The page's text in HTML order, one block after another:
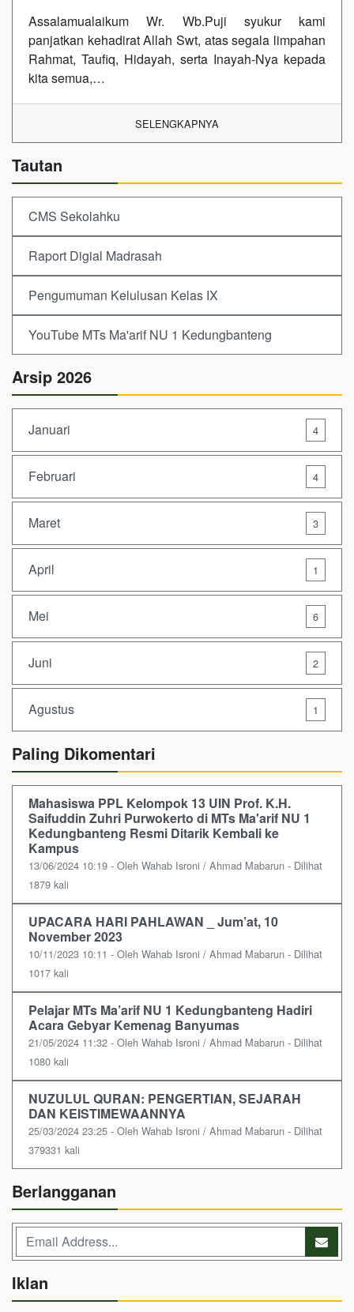
Assalamualaikum Wr. Wb.Puji syukur kami
panjatkan kehadirat Allah Swt, atas segala limpahan
Rahmat, Taufiq, Hidayah, serta Inayah-Nya kepada
kita semua,…
SELENGKAPNYA
Tautan
CMS Sekolahku
Raport Digial Madrasah
Pengumuman Kelulusan Kelas IX
YouTube MTs Ma'arif NU 1 Kedungbanteng
Arsip 2026
Januari 4
Februari 4
Maret 3
April 1
Mei 6
Juni 2
Agustus 1
Paling Dikomentari
Mahasiswa PPL Kelompok 13 UIN Prof. K.H.
Saifuddin Zuhri Purwokerto di MTs Ma'arif NU 1
Kedungbanteng Resmi Ditarik Kembali ke
Kampus
13/06/2024 10:19 - Oleh Wahab Isroni / Ahmad Mabarun - Dilihat
1879 kali
UPACARA HARI PAHLAWAN _ Jum’at, 10
November 2023
10/11/2023 10:11 - Oleh Wahab Isroni / Ahmad Mabarun - Dilihat
1017 kali
Pelajar MTs Ma’arif NU 1 Kedungbanteng Hadiri
Acara Gebyar Kemenag Banyumas
21/05/2024 11:32 - Oleh Wahab Isroni / Ahmad Mabarun - Dilihat
1080 kali
NUZULUL QURAN: PENGERTIAN, SEJARAH
DAN KEISTIMEWAANNYA
25/03/2024 23:25 - Oleh Wahab Isroni / Ahmad Mabarun - Dilihat
379331 kali
Berlangganan
Iklan